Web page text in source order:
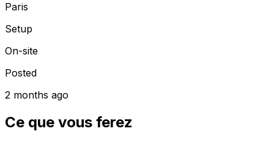
Paris
Setup
On-site
Posted
2 months ago
Ce que vous ferez